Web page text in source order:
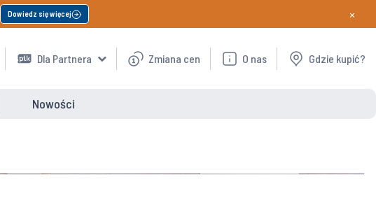
Dowiedz się więcej ×
Dla Partnera Zmiana cen O nas Gdzie kupić?
Nowości